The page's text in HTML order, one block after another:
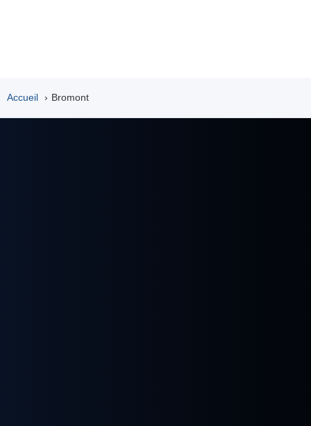
Accueil Bromont